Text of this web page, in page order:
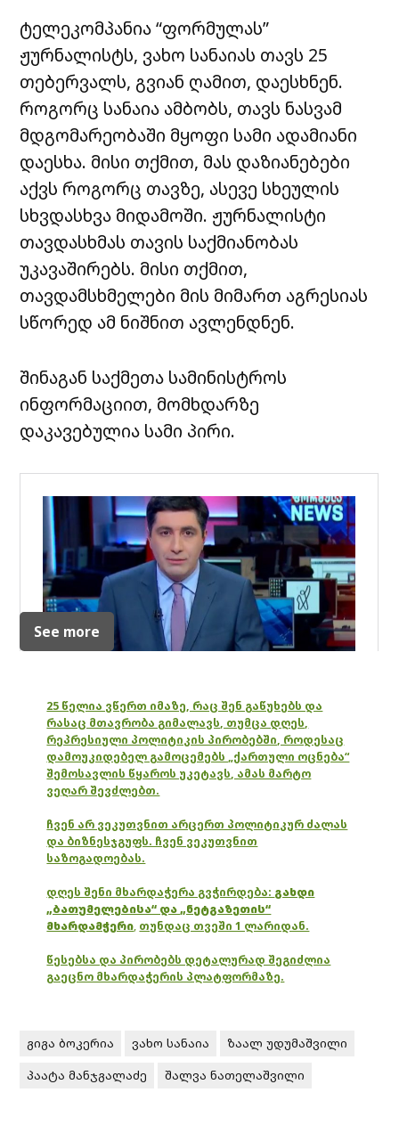
ტელეკომპანია “ფორმულას”
ჟურნალისტს, ვახო სანაიას თავს 25
თებერვალს, გვიან ღამით, დაესხნენ.
როგორც სანაია ამბობს, თავს ნასვამ
მდგომარეობაში მყოფი სამი ადამიანი
დაესხა. მისი თქმით, მას დაზიანებები
აქვს როგორც თავზე, ასევე სხეულის
სხვდასხვა მიდამოში. ჟურნალისტი
თავდასხმას თავის საქმიანობას
უკავაშირებს. მისი თქმით,
თავდამსხმელები მის მიმართ აგრესიას
სწორედ ამ ნიშნით ავლენდნენ.
შინაგან საქმეთა სამინისტროს
ინფორმაციით, მომხდარზე
დაკავებულია სამი პირი.
See more
25 წელია ვწერთ იმაზე, რაც შენ გაწუხებს და
რასაც მთავრობა გიმალავს, თუმცა დღეს,
რეპრესიული პოლიტიკის პირობებში, როდესაც
დამოუკიდებელ გამოცემებს „ქართული ოცნება“
შემოსავლის წყაროს უკეტავს, ამას მარტო
ვეღარ შევძლებთ.
ჩვენ არ ვეკუთვნით არცერთ პოლიტიკურ ძალას
და ბიზნესჯგუფს. ჩვენ ვეკუთვნით
საზოგადოებას.
დღეს შენი მხარდაჭერა გვჭირდება: გახდი
„ბათუმელებისა“ და „ნეტგაზეთის“
მხარდამჭერი, თუნდაც თვეში 1 ლარიდან.
წესებსა და პირობებს დეტალურად შეგიძლია
გაეცნო მხარდაჭერის პლატფორმაზე.
გიგა ბოკერია ვახო სანაია
ზაალ უდუმაშვილი
პაატა მანჯგალაძე
შალვა ნათელაშვილი